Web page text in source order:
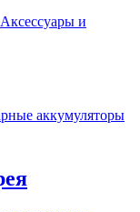
Аксессуары и
аккумуляторы